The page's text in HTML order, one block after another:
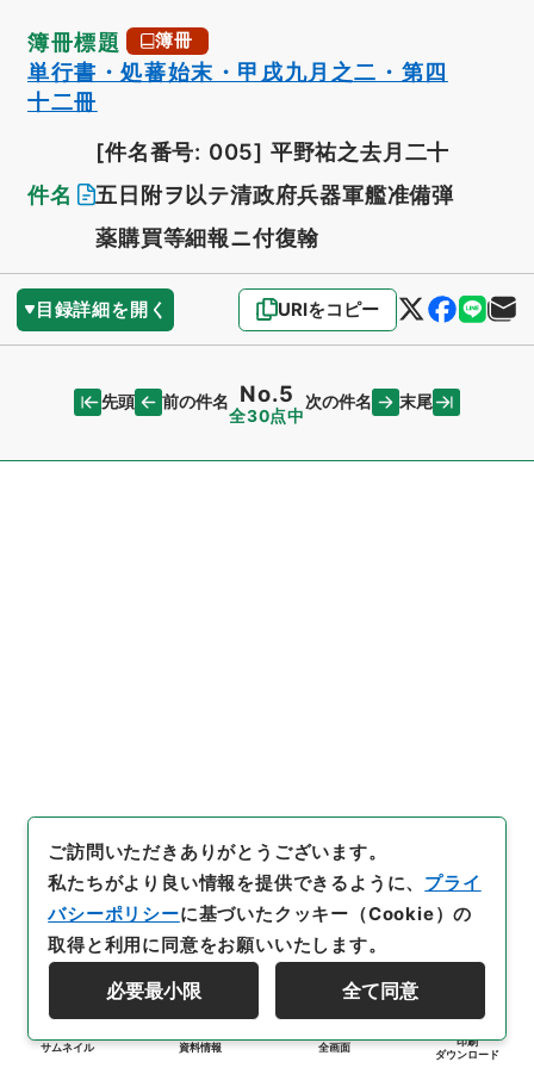
簿冊標題 簿冊
単行書・処蕃始末・甲戌九月之二・第四
十二冊
件名
[件名番号: 005] 平野祐之去月二十
五日附ヲ以テ清政府兵器軍艦准備弾
薬購買等細報ニ付復翰
目録詳細を開く URIをコピー
先頭 前の件名 No.5
全30点中
次の件名 末尾
サムネイル 資料情報 全画面
印刷
ダウンロード
ご訪問いただきありがとうございます。
私たちがより良い情報を提供できるように、 プライ
バシーポリシーに基づいたクッキー（Cookie）の
取得と利用に同意をお願いいたします。
必要最小限 全て同意